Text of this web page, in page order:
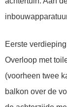
Eerste verdieping
Overloop met
(voorheen twee
balkon over de